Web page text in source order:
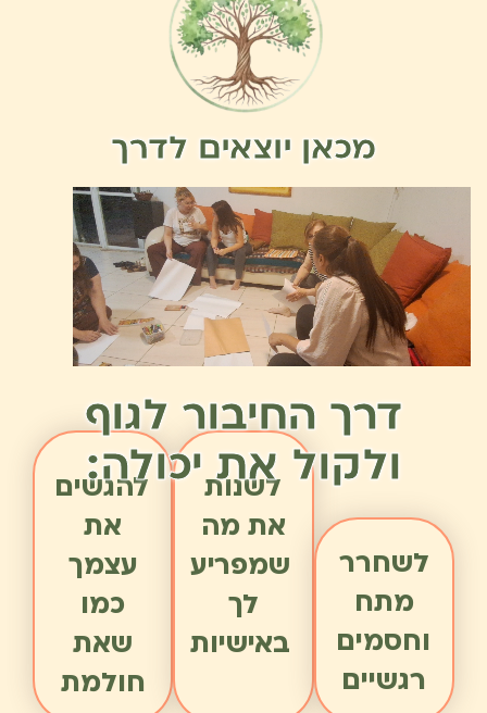
מכאן יוצאים לדרך
דרך החיבור לגוף
ולקול את יכולה:
להגשים
את
עצמך
כמו
שאת
חולמת
לשנות
את מה
שמפריע
לך
באישיות
לשחרר
מתח
וחסמים
רגשיים